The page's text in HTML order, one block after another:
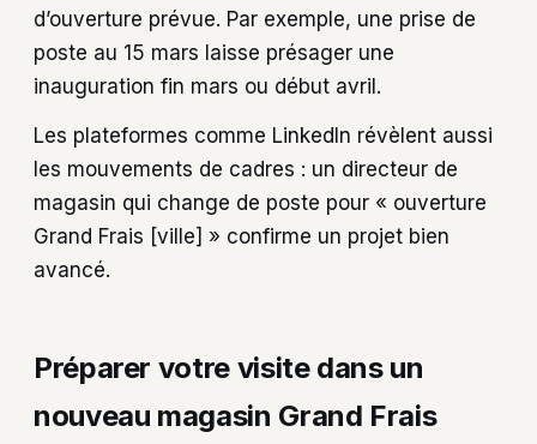
d’ouverture prévue. Par exemple, une prise de
poste au 15 mars laisse présager une
inauguration fin mars ou début avril.
Les plateformes comme LinkedIn révèlent aussi
les mouvements de cadres : un directeur de
magasin qui change de poste pour « ouverture
Grand Frais [ville] » confirme un projet bien
avancé.
Préparer votre visite dans un
nouveau magasin Grand Frais